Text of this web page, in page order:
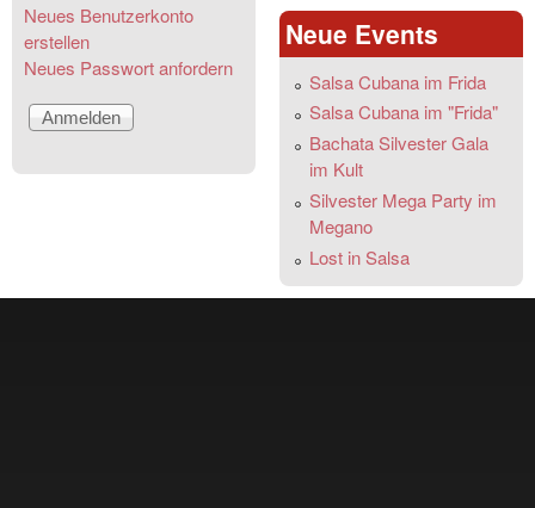
Neues Benutzerkonto
erstellen
Neues Passwort anfordern
Neue Events
Salsa Cubana im Frida
Salsa Cubana im "Frida"
Bachata Silvester Gala
im Kult
Silvester Mega Party im
Megano
Lost in Salsa